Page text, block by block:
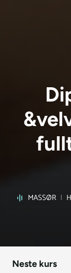
MASSØR |
Neste kurs